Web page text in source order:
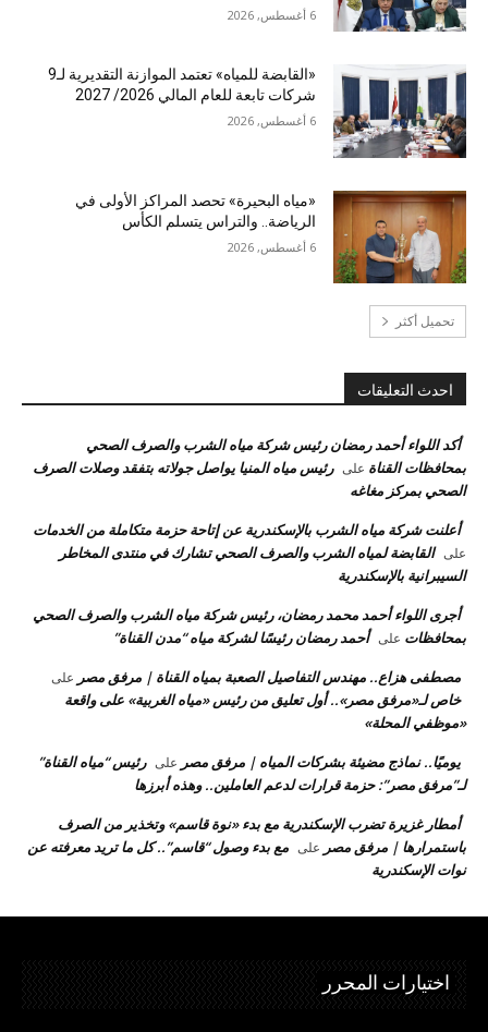
6 أغسطس, 2026
«القابضة للمياه» تعتمد الموازنة التقديرية لـ9
شركات تابعة للعام المالي 2026/ 2027
6 أغسطس, 2026
«مياه البحيرة» تحصد المراكز الأولى في
الرياضة.. والتراس يتسلم الكأس
6 أغسطس, 2026
تحميل أكثر
احدث التعليقات
أكد اللواء أحمد رمضان رئيس شركة مياه الشرب والصرف الصحي
بمحافظات القناة على رئيس مياه المنيا يواصل جولاته بتفقد وصلات الصرف
الصحي بمركز مغاغه
أعلنت شركة مياه الشرب بالإسكندرية عن إتاحة حزمة متكاملة من الخدمات
على القابضة لمياه الشرب والصرف الصحي تشارك في منتدى المخاطر
السيبرانية بالإسكندرية
أجرى اللواء أحمد محمد رمضان، رئيس شركة مياه الشرب والصرف الصحي
بمحافظات على أحمد رمضان رئيسًا لشركة مياه “مدن القناة”
مصطفى هزاع.. مهندس التفاصيل الصعبة بمياه القناة | مرفق مصر على
خاص لـ«مرفق مصر».. أول تعليق من رئيس «مياه الغربية» على واقعة
«موظفي المحلة»
يوميًا.. نماذج مضيئة بشركات المياه | مرفق مصر على رئيس “مياه القناة”
لـ”مرفق مصر”: حزمة قرارات لدعم العاملين.. وهذه أبرزها
أمطار غزيرة تضرب الإسكندرية مع بدء «نوة قاسم» وتخذير من الصرف
باستمرارها | مرفق مصر على مع بدء وصول “قاسم”.. كل ما تريد معرفته عن
نوات الإسكندرية
اختيارات المحرر